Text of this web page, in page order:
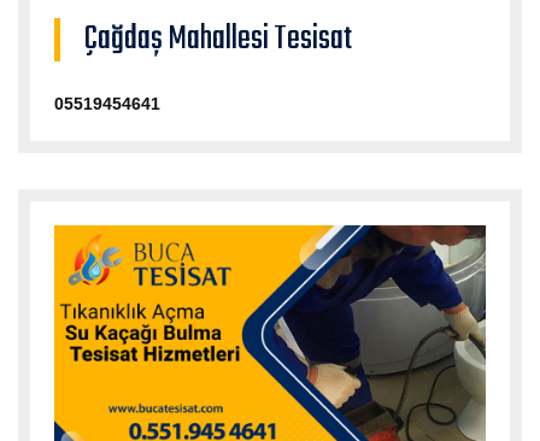
Çağdaş Mahallesi Tesisat
05519454641